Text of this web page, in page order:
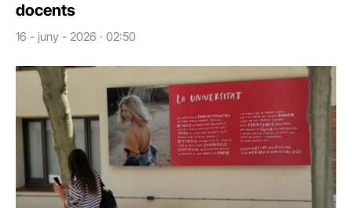
docents
16 - juny - 2026 · 02:50